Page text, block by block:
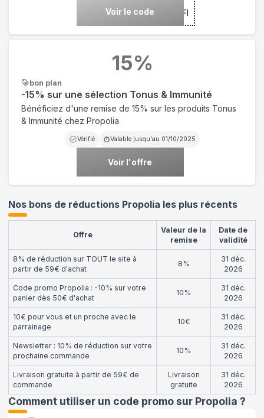
Voir le code***P10AFFI
bon plan
-15% sur une sélection Tonus & Immunité
Bénéficiez d'une remise de 15% sur les produits Tonus
& Immunité chez Propolia
Vérifié Valable jusqu'au 01/10/2025
Voir l'offre
15%
Nos bons de réductions Propolia les plus récents
Offre
Valeur de la
remise
Date de
validité
8% de réduction sur TOUT le site à
partir de 59€ d'achat
8%
31 déc.
2026
Code promo Propolia : -10% sur votre
panier dès 50€ d'achat
10%
31 déc.
2026
10€ pour vous et un proche avec le
parrainage
10€
31 déc.
2026
Newsletter : 10% de réduction sur votre
prochaine commande
10%
31 déc.
2026
Livraison gratuite à partir de 59€ de
commande
Livraison
gratuite
31 déc.
2026
Comment utiliser un code promo sur Propolia ?